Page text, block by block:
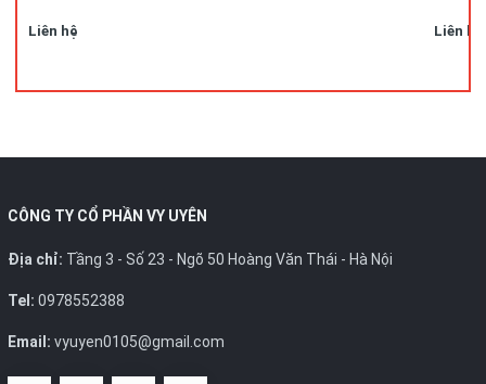
Liên hệ Liên hệ
CÔNG TY CỔ PHẦN VY UYÊN
Địa chỉ: Tầng 3 - Số 23 - Ngõ 50 Hoàng Văn Thái - Hà Nội
Tel: 0978552388
Email: vyuyen0105@gmail.com